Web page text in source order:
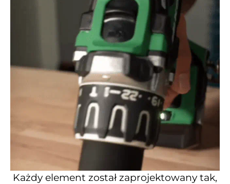
Każdy element został zaprojektowany tak,